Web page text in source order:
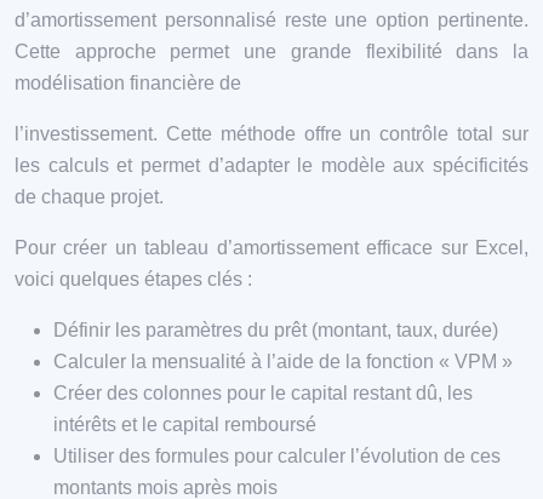
d’amortissement personnalisé reste une option pertinente.
Cette approche permet une grande flexibilité dans la
modélisation financière de
l’investissement. Cette méthode offre un contrôle total sur
les calculs et permet d’adapter le modèle aux spécificités
de chaque projet.
Pour créer un tableau d’amortissement efficace sur Excel,
voici quelques étapes clés :
Définir les paramètres du prêt (montant, taux, durée)
Calculer la mensualité à l’aide de la fonction « VPM »
Créer des colonnes pour le capital restant dû, les
intérêts et le capital remboursé
Utiliser des formules pour calculer l’évolution de ces
montants mois après mois